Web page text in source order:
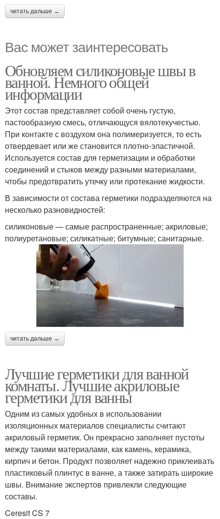
читать дальше →
Вас может заинтересовать
Обновляем силиконовые швы в
ванной. Немного общей
информации
Этот состав представляет собой очень густую,
пастообразную смесь, отличающуся вялотекучестью.
При контакте с воздухом она полимеризуется, то есть
отвердевает или же становится плотно-эластичной.
Используется состав для герметизации и обработки
соединений и стыков между разными материалами,
чтобы предотвратить утечку или протекание жидкости.
В зависимости от состава герметики подразделяются на
несколько разновидностей:
силиконовые — самые распространенные; акриловые;
полиуретановые; силикатные; битумные; санитарные.
читать дальше →
Лучшие герметики для ванной
комнаты. Лучшие акриловые
герметики для ванны
Одним из самых удобных в использовании
изоляционных материалов специалисты считают
акриловый герметик. Он прекрасно заполняет пустоты
между такими материалами, как камень, керамика,
кирпич и бетон. Продукт позволяет надежно приклеивать
пластиковый плинтус в ванне, а также затирать широкие
швы. Внимание экспертов привлекли следующие
составы.
Ceresit CS 7